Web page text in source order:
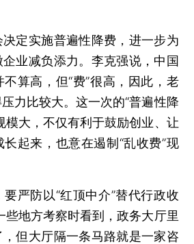
实施普遍性降费，进一步为
业减负添力。李克强说，中国
算高，但“费”很高，因此，老
力比较大。这一次的“普遍性降
模大，不仅有利于鼓励创业、让
起来，也意在遏制“乱收费”现
防以“红顶中介”替代行政收
些地方考察时看到，政务大厅里
但大厅隔一条马路就是一家咨